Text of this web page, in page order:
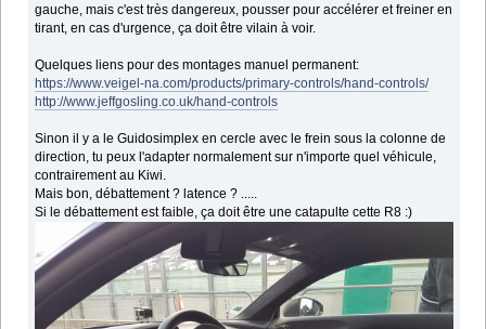
gauche, mais c'est très dangereux, pousser pour accélérer et freiner en
tirant, en cas d'urgence, ça doit être vilain à voir.
Quelques liens pour des montages manuel permanent:
https://www.veigel-na.com/products/primary-controls/hand-controls/
http://www.jeffgosling.co.uk/hand-controls
Sinon il y a le Guidosimplex en cercle avec le frein sous la colonne de
direction, tu peux l'adapter normalement sur n'importe quel véhicule,
contrairement au Kiwi.
Mais bon, débattement ? latence ? .....
Si le débattement est faible, ça doit être une catapulte cette R8 :)